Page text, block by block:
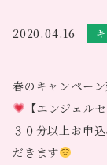
2020.04.16
春のキャンペー
【エンジェル
３０分以上お申
だきます